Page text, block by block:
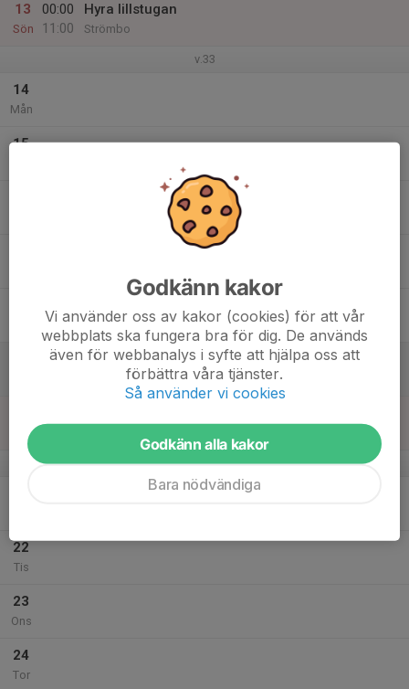
13
Sön
00:00
11:00
Hyra lillstugan
Strömbo
v.33
14
Mån
15
11:00
Hyra Lillstugan
Strömbo
Sön
v.34
22
Tis
23
Ons
24
Tor
Godkänn kakor
Vi använder oss av kakor (cookies) för att vår
webbplats ska fungera bra för dig. De används
även för webbanalys i syfte att hjälpa oss att
förbättra våra tjänster.
Så använder vi cookies
Godkänn alla kakor
Bara nödvändiga